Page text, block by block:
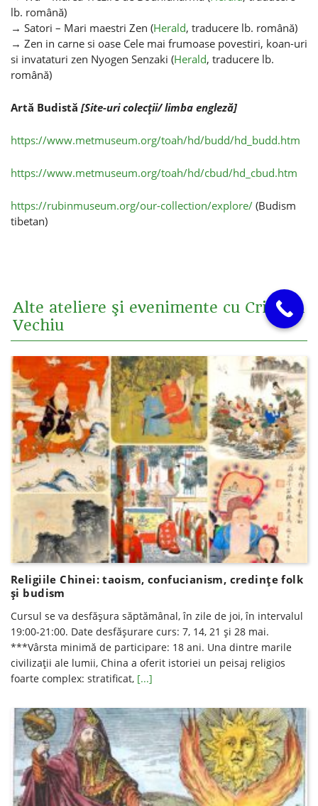
lb. română)
→ Satori – Mari maestri Zen (Herald, traducere lb. română)
→ Zen in carne si oase Cele mai frumoase povestiri, koan-uri
si invataturi zen Nyogen Senzaki (Herald, traducere lb.
română)
Artă Budistă [Site-uri colecţii/ limba engleză]
https://www.metmuseum.org/toah/hd/budd/hd_budd.htm
https://www.metmuseum.org/toah/hd/cbud/hd_cbud.htm
https://rubinmuseum.org/our-collection/explore/ (Budism
tibetan)
Alte ateliere şi evenimente cu Cristian
Vechiu
Religiile Chinei: taoism, confucianism, credințe folk
și budism
Cursul se va desfăşura săptămânal, în zile de joi, în intervalul
19:00-21:00. Date desfăşurare curs: 7, 14, 21 și 28 mai.
***Vârsta minimă de participare: 18 ani. Una dintre marile
civilizații ale lumii, China a oferit istoriei un peisaj religios
foarte complex: stratificat, [...]